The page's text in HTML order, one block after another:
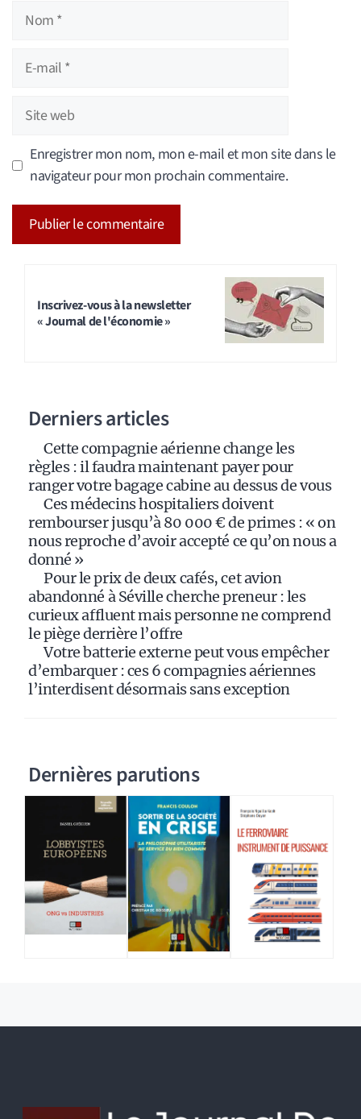
Nom
Site
Enregistrer mon nom, mon e-mail et mon site dans le
navigateur pour mon prochain commentaire.
Inscrivez-vous à la newsletter
« Journal de l'économie »
Derniers articles
Cette compagnie aérienne change les
règles : il faudra maintenant payer pour
ranger votre bagage cabine au dessus de vous
Ces médecins hospitaliers doivent
rembourser jusqu’à 80 000 € de primes : « on
nous reproche d’avoir accepté ce qu’on nous a
donné »
Pour le prix de deux cafés, cet avion
abandonné à Séville cherche preneur : les
curieux affluent mais personne ne comprend
le piège derrière l’offre
Votre batterie externe peut vous empêcher
d’embarquer : ces 6 compagnies aériennes
l’interdisent désormais sans exception
Dernières parutions